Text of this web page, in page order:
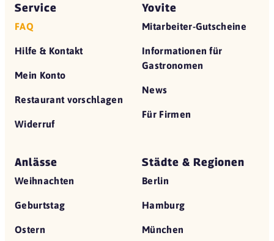
Service
FAQ
Hilfe & Kontakt
Mein Konto
Restaurant vorschlagen
Widerruf
Yovite
Mitarbeiter-Gutscheine
Informationen für
Gastronomen
News
Für Firmen
Anlässe
Weihnachten
Geburtstag
Ostern
Städte & Regionen
Berlin
Hamburg
München